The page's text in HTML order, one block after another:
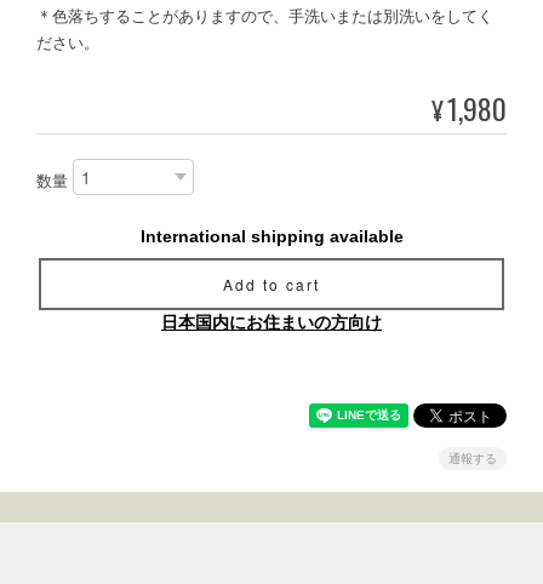
＊色落ちすることがありますので、手洗いまたは別洗いをしてく
ださい。
¥1,980
数量
International shipping available
Add to cart
日本国内にお住まいの方向け
通報する